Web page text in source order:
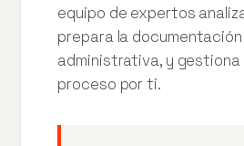
equipo de expertos
prepara la
administrativa, y gestiona
proceso por ti.